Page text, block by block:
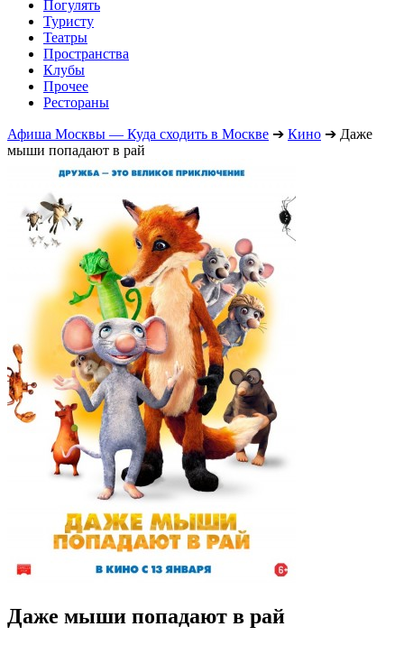
Погулять
Туристу
Театры
Пространства
Клубы
Прочее
Рестораны
Афиша Москвы — Куда сходить в Москве ➔ Кино ➔ Даже
мыши попадают в рай
Даже мыши попадают в рай